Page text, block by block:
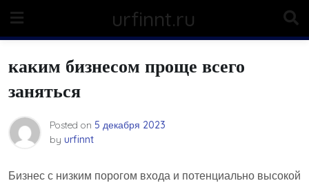
content
urfinnt.ru
каким бизнесом проще всего
заняться
Posted on 5 декабря 2023
by urfinnt
Бизнес с низким порогом входа и потенциально высокой